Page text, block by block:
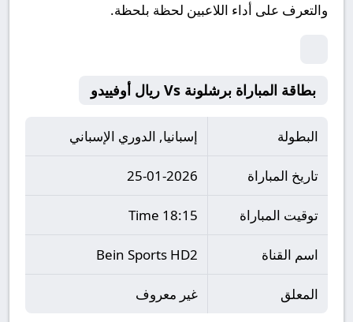
والتعرف على أداء اللاعبين لحظة بلحظة.
بطاقة المباراة برشلونة Vs ريال أوفييدو
البطولة إسبانيا, الدوري الإسباني
تاريخ المباراة 25-01-2026
توقيت المباراة 18:15 Time
اسم القناة Bein Sports HD2
المعلق غير معروف